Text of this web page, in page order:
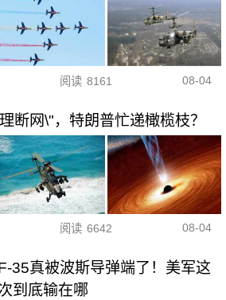
阅读 8161 08-04
断网\"，特朗普忙递橄榄枝？
阅读 6642 08-04
35真被波斯导弹端了！美军这
到底输在哪